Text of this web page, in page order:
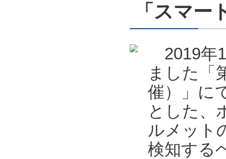
「スマ
2019年1
ました「
催）」に
とした、
ルメット
検知する